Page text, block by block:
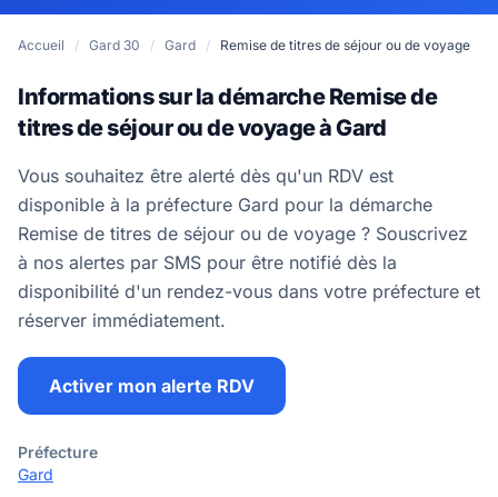
Accueil / Gard 30 / Gard / Remise de titres de séjour ou de voyage
Informations sur la démarche Remise de
titres de séjour ou de voyage à Gard
Vous souhaitez être alerté dès qu'un RDV est
disponible à la préfecture Gard pour la démarche
Remise de titres de séjour ou de voyage ? Souscrivez
à nos alertes par SMS pour être notifié dès la
disponibilité d'un rendez-vous dans votre préfecture et
réserver immédiatement.
Activer mon alerte RDV
Préfecture
Gard